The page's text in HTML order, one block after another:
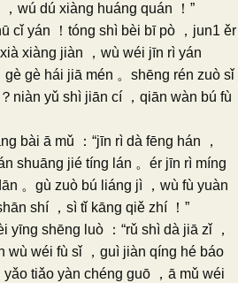
wú dú xiàng huáng quán ！”
cǐ yán ！tóng shì bèi bī pò ，jun1 ěr
xiàng jiàn ，wù wéi jīn rì yán
gè gè hái jiā mén 。shēng rén zuò sǐ
niàn yǔ shì jiān cí ，qiān wàn bú fù
bài ā mǔ ：“jīn rì dà fēng hán ，
shuāng jié tíng lán 。ér jīn rì míng
。gù zuò bú liáng jì ，wù fù yuàn
shí ，sì tǐ kāng qiě zhí ！”
yīng shēng luò ：“rǔ shì dà jiā zǐ ，
wù wéi fù sǐ ，guì jiàn qíng hé báo
yǎo tiǎo yàn chéng guō ，ā mǔ wéi